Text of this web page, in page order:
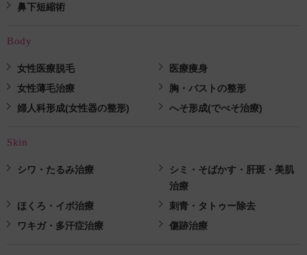
鼻下短縮術
Body
女性医療脱毛
医療痩身
女性薄毛治療
胸・バストの整形
婦人科形成(女性器の整形)
へそ形成(でべそ治療)
Skin
シワ・たるみ治療
シミ・そばかす・肝斑・美肌
治療
ほくろ・イボ治療
刺青・タトゥー除去
ワキガ・多汗症治療
傷跡治療